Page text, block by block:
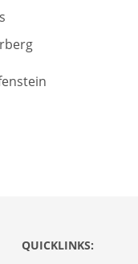
QUICKLINKS: